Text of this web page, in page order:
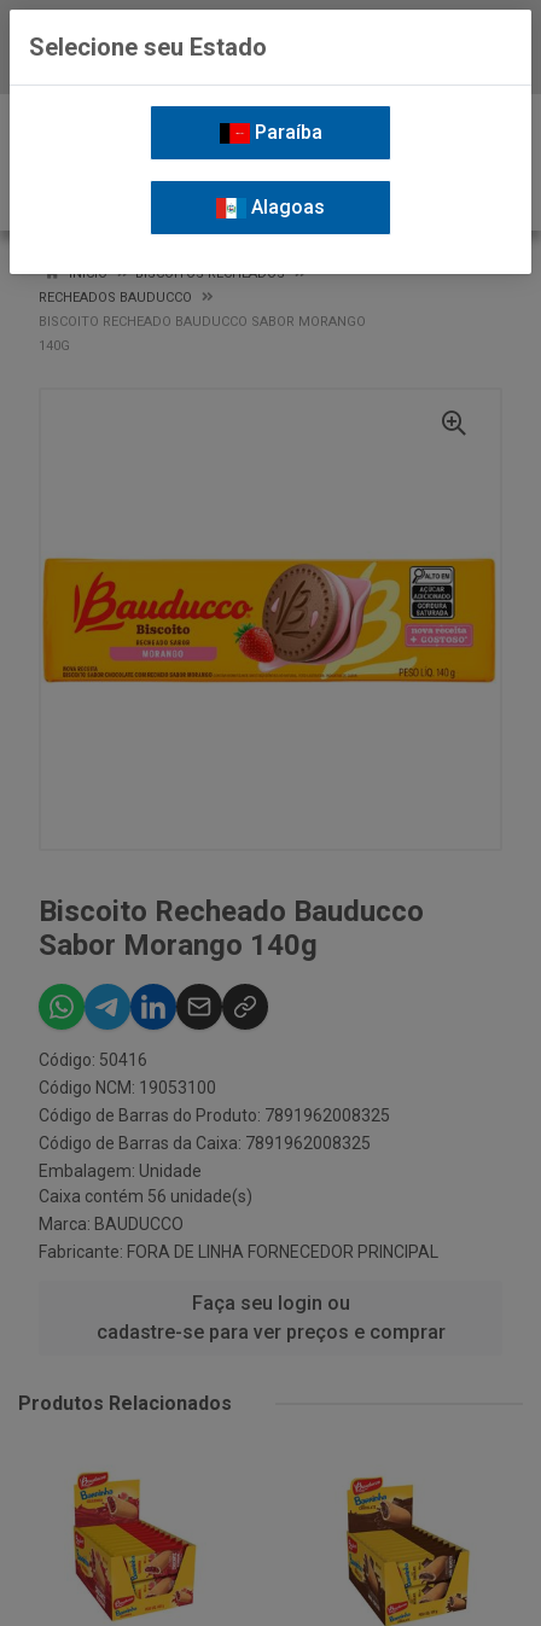
INÍCIO
BISCOITOS RECHEADOS
RECHEADOS BAUDUCCO
BISCOITO RECHEADO BAUDUCCO SABOR MORANGO
140G
Biscoito Recheado Bauducco
Sabor Morango 140g
Código: 50416
Código NCM: 19053100
Código de Barras do Produto: 7891962008325
Código de Barras da Caixa: 7891962008325
Embalagem: Unidade
Caixa contém 56 unidade(s)
Marca: BAUDUCCO
Fabricante: FORA DE LINHA FORNECEDOR PRINCIPAL
Faça seu login ou
cadastre-se para ver preços e comprar
Produtos Relacionados
Selecione seu Estado
Paraíba
Alagoas